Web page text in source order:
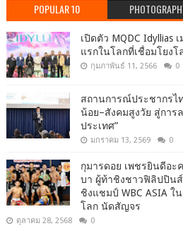
POPULAR 10
เปิดตัว MQDC Idyllias
แรกในโลกที่เชื่อมโยง
กุมภาพันธ์ 11, 2566 0
สถานการณ์ประชากรไ
น้อย–สังคมสูงวัย สู่การ
ประเทศ”
มกราคม 13, 2569 0
กุมารดอย เพชรยินดีอะ
บา ผู้ท้าชิงชาวฟิลิปปิน
ชิงแชมป์ WBC ASIA ใ
โลก นัดสัญจร
ตุลาคม 28, 2568 0